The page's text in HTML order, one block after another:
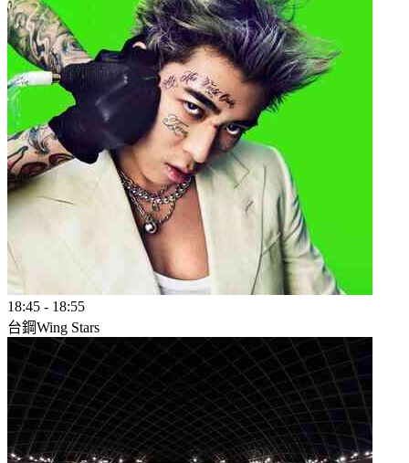
18:45 - 18:55
台鋼Wing Stars